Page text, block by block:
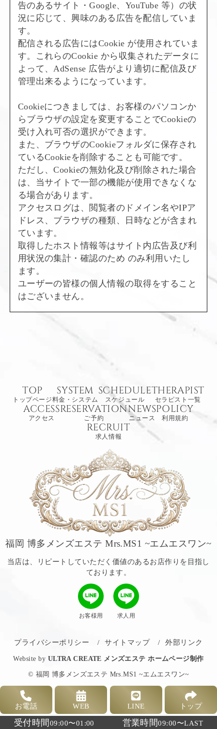
告のあるサイト・Google、YouTube 等）の状
況に応じて、興味のある広告を配信していま
す。
配信される広告にはCookie が使用されていま
す。これらのCookie から収集されたデータに
よって、AdSense 広告がより適切に配信及び
管理出来るようになっています。
Cookieにつきましては、お客様のパソコンか
らブラウザの設定を変更することでCookieの
受け入れ可否の選択ができます。
また、ブラウザのCookieフォルダに保存され
ているCookieを削除することも可能です。
ただし、Cookieの無効化及び削除された場合
は、当サイトで一部の機能が使用できなくな
る場合があります。
アクセスログは、閲覧者のドメイン名やIPア
ドレス、ブラウザの種類、日時などが含まれ
ています。
取得したホスト情報等はサイト内広告及び利
用状況の集計・確認のため のみ利用いたし
ます。
ユーザーの皆様の個人情報の取得をすること
はございません。
TOP
トップページ
SYSTEM
料金・システム
SCHEDULE
スケジュール
THERAPIST
セラピスト一覧
ACCESS
アクセス
RESERVATION
ご予約
NEWS
ニュース
POLICY
利用規約
RECRUIT
求人情報
福岡 博多メンズエステ Mrs.MS1 ~エムエスワン~
当店は、リピートしていただく価値のあるお店作りを目指し
ております。
お客様用 求人用
プライバシーポリシー サイトマップ 外部リンク
Website by ULTRA CREATE メンズエステ ホームページ制作
©︎ 福岡 博多メンズエステ Mrs.MS1 ~エムエスワン~
お電話 WEB LINE トップ
受付時間09:00〜01:00 営業時間09:00〜LAST